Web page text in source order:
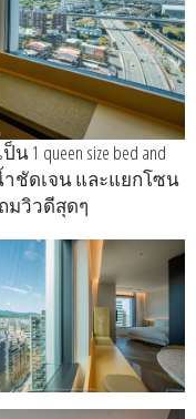
queen size bed and
ำชัดเจน และแยกโซน
มวิวดีสุดๆ